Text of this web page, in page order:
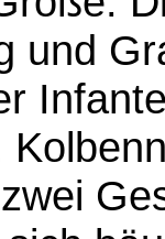
und